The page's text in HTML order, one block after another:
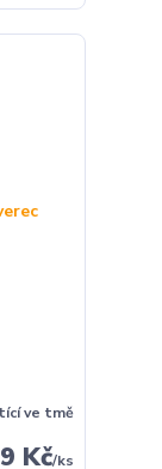
ve tmě
Kč/ks